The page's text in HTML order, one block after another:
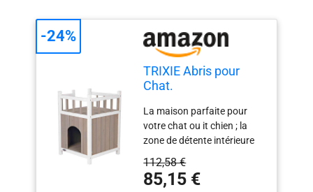
TRIXIE Abris pour
Chat.
La maison parfaite pour
votre chat ou it chien ; la
zone de détente intérieure
et un balcon sur le toit afin
qu'ils puissent profiter de la
maison en bois w A
112,58 €
85,15 €
-24%